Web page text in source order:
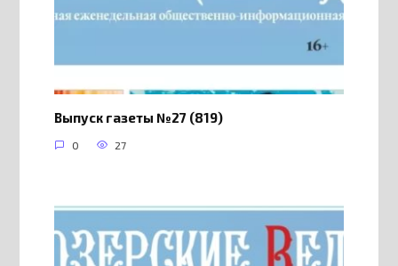
Выпуск газеты №27 (819)
0 27